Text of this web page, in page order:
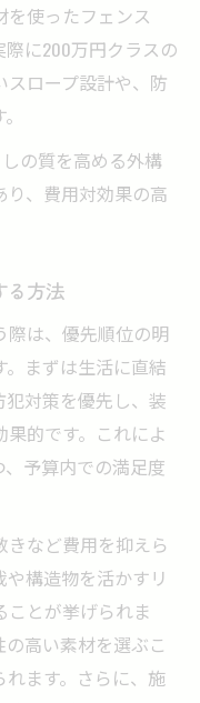
を使ったフェンス
に200万円クラスの
ロープ設計や、防
の質を高める外構
、費用対効果の高
る方法
際は、優先順位の明
まずは生活に直結
対策を優先し、装
的です。これによ
予算内での満足度
など費用を抑えら
構造物を活かすリ
とが挙げられま
高い素材を選ぶこ
ます。さらに、施